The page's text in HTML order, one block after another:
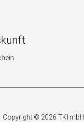
Copyright © 2026 TKI mbH